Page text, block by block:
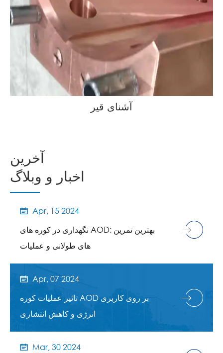
آشنای قیر
آخرین
اخبار و وبلاگ
 Apr, 15 2024
نگهداری در کوره های AOD: بهترین تمرین
های طولانی و عملیات
 Apr, 07 2024
تاثیر عملیات کوره AOD بر روی کاربری
انرژی و کاهش انتشاری

Mar, 30 2024